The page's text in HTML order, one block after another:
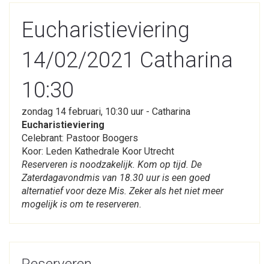
Eucharistieviering
14/02/2021 Catharina
10:30
zondag 14 februari, 10:30 uur - Catharina
Eucharistieviering
Celebrant: Pastoor Boogers
Koor: Leden Kathedrale Koor Utrecht
Reserveren is noodzakelijk. Kom op tijd. De
Zaterdagavondmis van 18.30 uur is een goed
alternatief voor deze Mis. Zeker als het niet meer
mogelijk is om te reserveren.